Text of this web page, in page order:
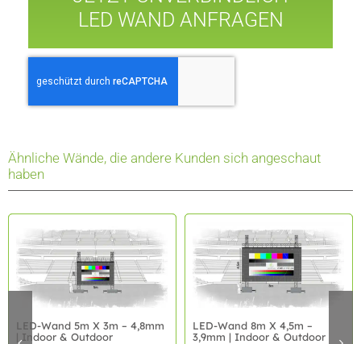
LED WAND ANFRAGEN
Ähnliche Wände, die andere Kunden sich angeschaut
haben
LED-Wand 5m X 3m – 4,8mm
| Indoor & Outdoor
LED-Wand 8m X 4,5m –
3,9mm | Indoor & Outdoor